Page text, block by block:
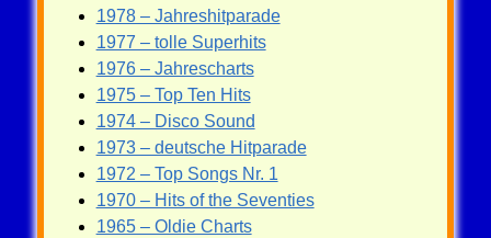
1978 – Jahreshitparade
1977 – tolle Superhits
1976 – Jahrescharts
1975 – Top Ten Hits
1974 – Disco Sound
1973 – deutsche Hitparade
1972 – Top Songs Nr. 1
1970 – Hits of the Seventies
1965 – Oldie Charts